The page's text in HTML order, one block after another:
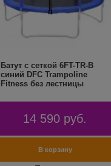
Батут с сеткой 6FT-TR-B
синий DFC Trampoline
Fitness без лестницы
14 590 руб.